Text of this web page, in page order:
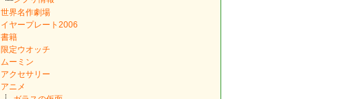
世界名作劇場
イヤープレート2006
書籍
限定ウオッチ
ムーミン
アクセサリー
アニメ